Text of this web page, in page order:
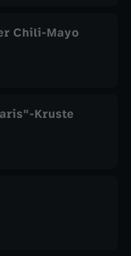
Chili-Mayo
Kruste